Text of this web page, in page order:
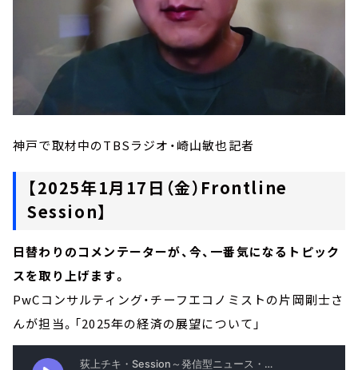
神戸で取材中のTBSラジオ・崎山敏也記者
【2025年1月17日（金）Frontline
Session】
日替わりのコメンテーターが、今、一番気になるトピック
スを取り上げます。
PwCコンサルティング・チーフエコノミストの片岡剛士さ
んが担当。「2025年の経済の展望について」